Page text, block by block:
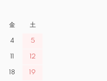
金 土
4 5
11 12
18 19